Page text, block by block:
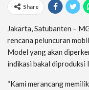
Share
Jakarta, Satubanten –
rencana peluncuran
Model yang akan
indikasi bakal diproduksi
“Kami merancang